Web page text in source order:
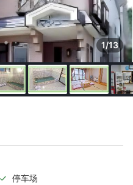
1/13
停车场